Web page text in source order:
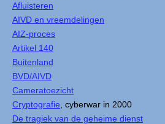
Afluisteren
AIVD en vreemdelingen
AIZ-proces
Artikel 140
Buitenland
BVD/AIVD
Cameratoezicht
Cryptografie , cyberwar in 2000
De tragiek van de geheime dienst